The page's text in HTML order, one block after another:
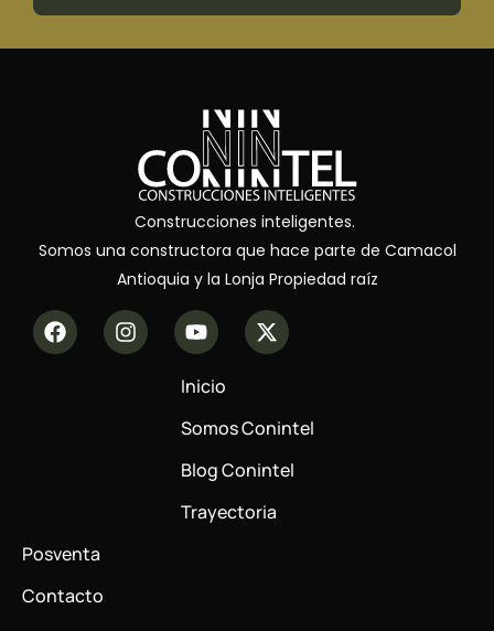
Construcciones inteligentes.
Somos una constructora que hace parte de Camacol
Antioquia y la Lonja Propiedad raíz
Inicio
Somos Conintel
Blog Conintel
Trayectoria
Posventa
Contacto